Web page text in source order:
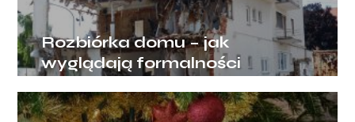
Rozbiórka domu – jak
wyglądają formalności